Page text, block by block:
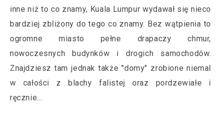
inne niż to co znamy, Kuala Lumpur wydawał się nieco
bardziej zbliżony do tego co znamy. Bez wątpienia to
ogromne miasto pełne drapaczy chmur,
nowoczesnych budynków i drogich samochodów.
Znajdziesz tam jednak także "domy" zrobione niemal
w całości z blachy falistej oraz pordzewiałe i
ręcznie…